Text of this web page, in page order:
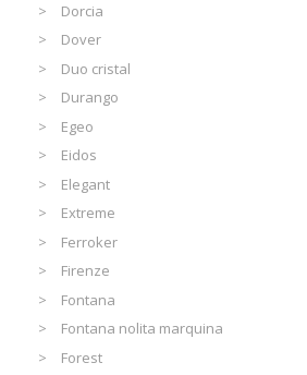
Dorcia
Dover
Duo cristal
Durango
Egeo
Eidos
Elegant
Extreme
Ferroker
Firenze
Fontana
Fontana nolita marquina
Forest